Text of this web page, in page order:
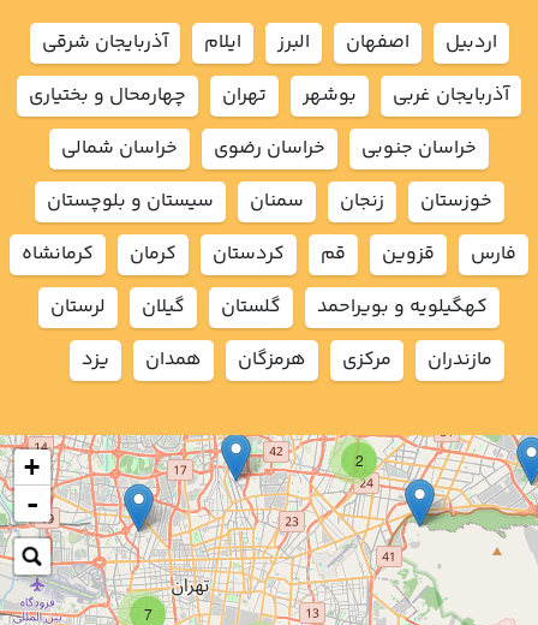
7
2
+
-
اردبيل اصفهان البرز ايلام
آذربايجان شرقي
آذربايجان غربي
بوشهر تهران
چهارمحال و بختياري
خراسان جنوبي
خراسان رضوي
خراسان شمالي
خوزستان
زنجان سمنان
سيستان و بلوچستان
فارس
قزوين قم كردستان كرمان
كرمانشاه
كهگيلويه و بويراحمد
گلستان گيلان
لرستان
مازندران
مركزي هرمزگان همدان يزد